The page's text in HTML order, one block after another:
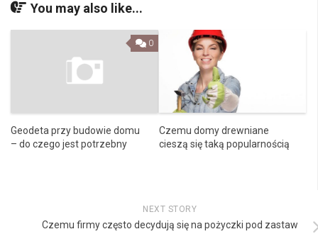
You may also like...
0
Geodeta przy budowie domu
– do czego jest potrzebny
Czemu domy drewniane
cieszą się taką popularnością
NEXT STORY
Czemu firmy często decydują się na pożyczki pod zastaw